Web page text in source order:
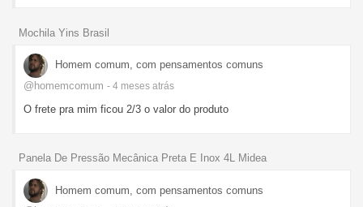
Mochila Yins Brasil
Homem comum, com pensamentos comuns
@homemcomum - 4 meses atrás
O frete pra mim ficou 2/3 o valor do produto
Panela De Pressão Mecânica Preta E Inox 4L Midea
Homem comum, com pensamentos comuns